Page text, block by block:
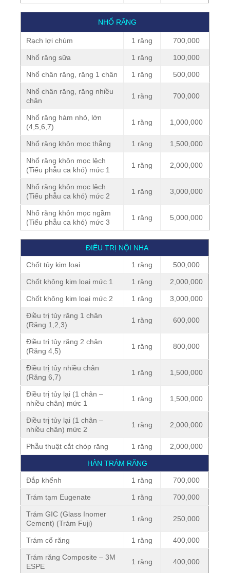
NHỔ RĂNG
Rạch lợi chùm 1 răng 700,000
Nhổ răng sữa 1 răng 100,000
Nhổ chân răng, răng 1 chân 1 răng 500,000
Nhổ chân răng, răng nhiều
chân
1 răng 700,000
Nhổ răng hàm nhỏ, lớn
(4,5,6,7)
1 răng 1,000,000
Nhổ răng khôn mọc thẳng 1 răng 1,500,000
Nhổ răng khôn mọc lệch
(Tiểu phẫu ca khó) mức 1
1 răng 2,000,000
Nhổ răng khôn mọc lệch
(Tiểu phẫu ca khó) mức 2
1 răng 3,000,000
Nhổ răng khôn mọc ngầm
(Tiểu phẫu ca khó) mức 3
1 răng 5,000,000
ĐIỀU TRỊ NỘI NHA
Chốt tủy kim loại 1 răng 500,000
Chốt không kim loại mức 1 1 răng 2,000,000
Chốt không kim loại mức 2 1 răng 3,000,000
Điều trị tủy răng 1 chân
(Răng 1,2,3)
1 răng 600,000
Điều trị tủy răng 2 chân
(Răng 4,5)
1 răng 800,000
Điều trị tủy nhiều chân
(Răng 6,7)
1 răng 1,500,000
Điều trị tủy lại (1 chân –
nhiều chân) mức 1
1 răng 1,500,000
Điều trị tủy lại (1 chân –
nhiều chân) mức 2
1 răng 2,000,000
Phẫu thuật cắt chóp răng 1 răng 2,000,000
HÀN TRÁM RĂNG
Đắp khểnh 1 răng 700,000
Trám tạm Eugenate 1 răng 700,000
Trám GIC (Glass Inomer
Cement) (Trám Fuji)
1 răng 250,000
Trám cổ răng 1 răng 400,000
Trám răng Composite – 3M
ESPE
1 răng 400,000